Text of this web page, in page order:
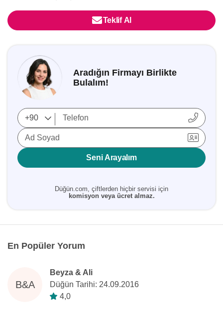
Teklif Al
Aradığın Firmayı Birlikte
Bulalım!
Ad Soyad
Seni Arayalım
Düğün.com, çiftlerden hiçbir servisi için
komisyon veya ücret almaz.
En Popüler Yorum
B&A
Beyza & Ali
Düğün Tarihi: 24.09.2016
4,0